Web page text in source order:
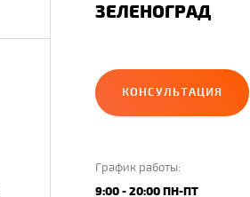
ЗЕЛЕНОГРАД
КОНСУЛЬТАЦИЯ
График работы:
9:00 - 20:00 ПН-ПТ